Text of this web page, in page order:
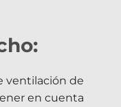
ventilación de
en cuenta